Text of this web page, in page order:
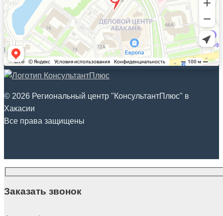
© 2026 Региональный центр "КонсультантПлюс" в
Хакасии
Все права защищены
Заказать звонок